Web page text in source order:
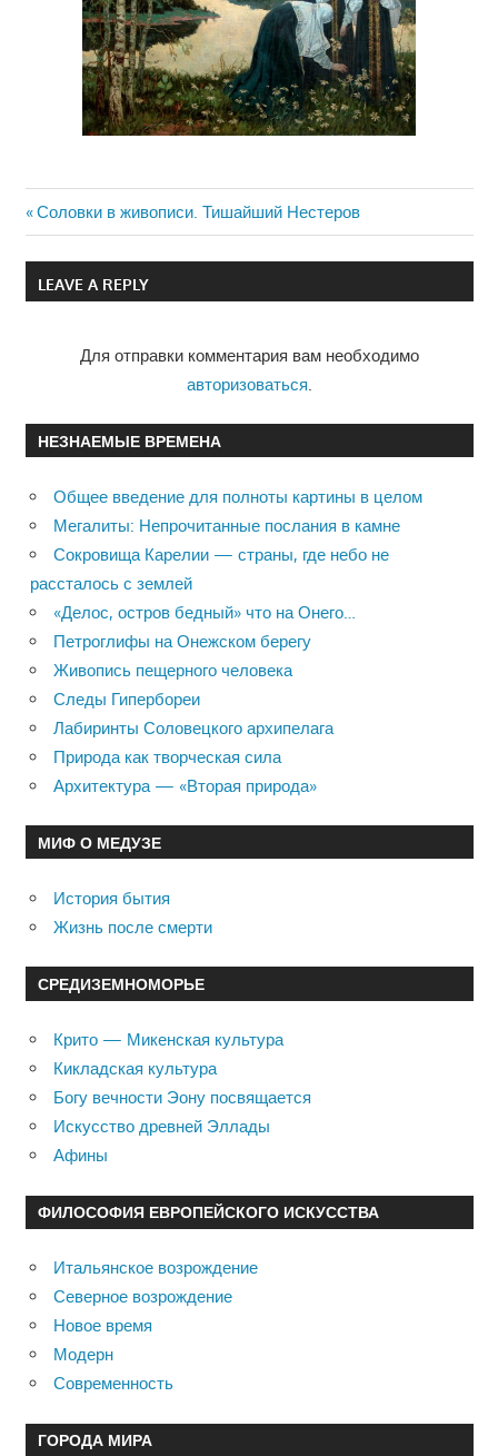
Навигация
по
Previous
Post:
Соловки в живописи. Тишайший Нестеров
LEAVE A REPLY
Для отправки комментария вам необходимо
авторизоваться
НЕЗНАЕМЫЕ ВРЕМЕНА
Общее введение для полноты картины в целом
Мегалиты: Непрочитанные послания в камне
Сокровища Карелии — страны, где небо не
рассталось с землей
«Делос, остров бедный» что на Онего…
Петроглифы на Онежском берегу
Живопись пещерного человека
Следы Гипербореи
Лабиринты Соловецкого архипелага
Природа как творческая сила
Архитектура — «Вторая природа»
МИФ О МЕДУЗЕ
История бытия
Жизнь после смерти
СРЕДИЗЕМНОМОРЬЕ
Крито — Микенская культура
Кикладская культура
Богу вечности Эону посвящается
Искусство древней Эллады
Афины
ФИЛОСОФИЯ ЕВРОПЕЙСКОГО ИСКУССТВА
Итальянское возрождение
Северное возрождение
Новое время
Модерн
Современность
ГОРОДА МИРА